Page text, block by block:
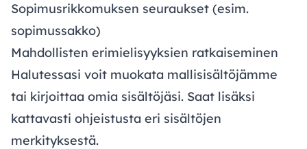
Sopimusrikkomuksen seuraukset (esim.
sopimussakko)
Mahdollisten erimielisyyksien ratkaiseminen
Halutessasi voit muokata mallisisältöjämme
tai kirjoittaa omia sisältöjäsi. Saat lisäksi
kattavasti ohjeistusta eri sisältöjen
merkityksestä.